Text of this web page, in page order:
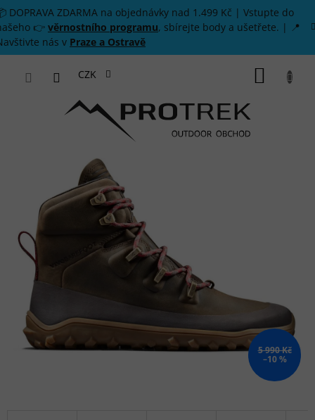
Přejít na obsah
DOPRAVA ZDARMA na objednávky nad 1.499 Kč | Vstupte do
👉 věrnostního programu, sbírejte body a ušetřete. | 📍
nás v Praze a Ostravě
CZK
5 990 Kč
–10 %